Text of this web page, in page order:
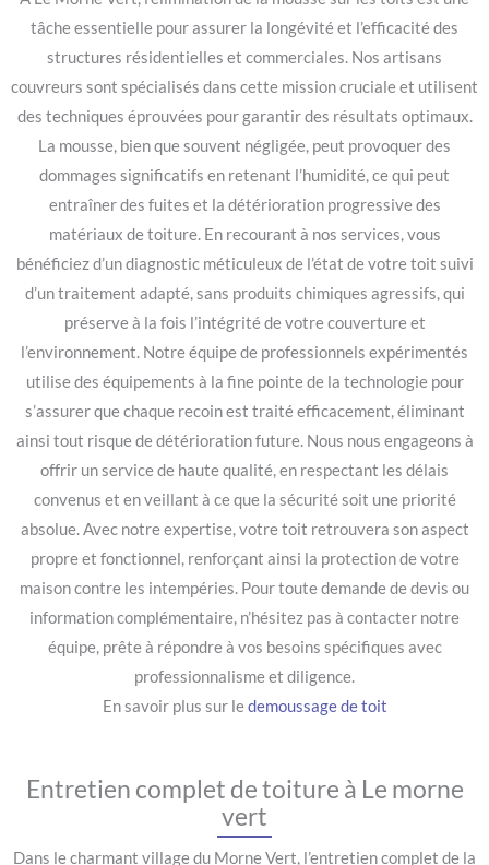
tâche essentielle pour assurer la longévité et l’efficacité des
structures résidentielles et commerciales. Nos artisans
couvreurs sont spécialisés dans cette mission cruciale et utilisent
des techniques éprouvées pour garantir des résultats optimaux.
La mousse, bien que souvent négligée, peut provoquer des
dommages significatifs en retenant l’humidité, ce qui peut
entraîner des fuites et la détérioration progressive des
matériaux de toiture. En recourant à nos services, vous
bénéficiez d’un diagnostic méticuleux de l’état de votre toit suivi
d’un traitement adapté, sans produits chimiques agressifs, qui
préserve à la fois l’intégrité de votre couverture et
l’environnement. Notre équipe de professionnels expérimentés
utilise des équipements à la fine pointe de la technologie pour
s’assurer que chaque recoin est traité efficacement, éliminant
ainsi tout risque de détérioration future. Nous nous engageons à
offrir un service de haute qualité, en respectant les délais
convenus et en veillant à ce que la sécurité soit une priorité
absolue. Avec notre expertise, votre toit retrouvera son aspect
propre et fonctionnel, renforçant ainsi la protection de votre
maison contre les intempéries. Pour toute demande de devis ou
information complémentaire, n’hésitez pas à contacter notre
équipe, prête à répondre à vos besoins spécifiques avec
professionnalisme et diligence.
En savoir plus sur ledemoussage de toit
Entretien complet de toiture à Le morne
vert
Dans le charmant village du Morne Vert, l’entretien complet de la